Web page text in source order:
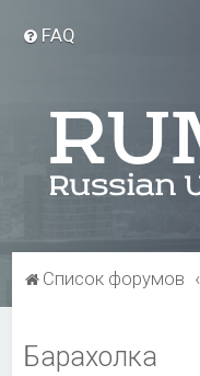
FAQ
Список форумов
Барахолка